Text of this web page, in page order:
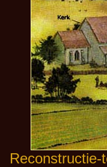
Reconstructie-